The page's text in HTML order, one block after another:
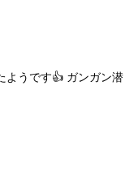
うです👍 ガンガン